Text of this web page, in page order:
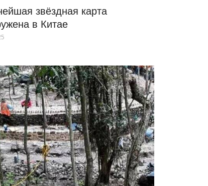
звёздная карта
в Китае